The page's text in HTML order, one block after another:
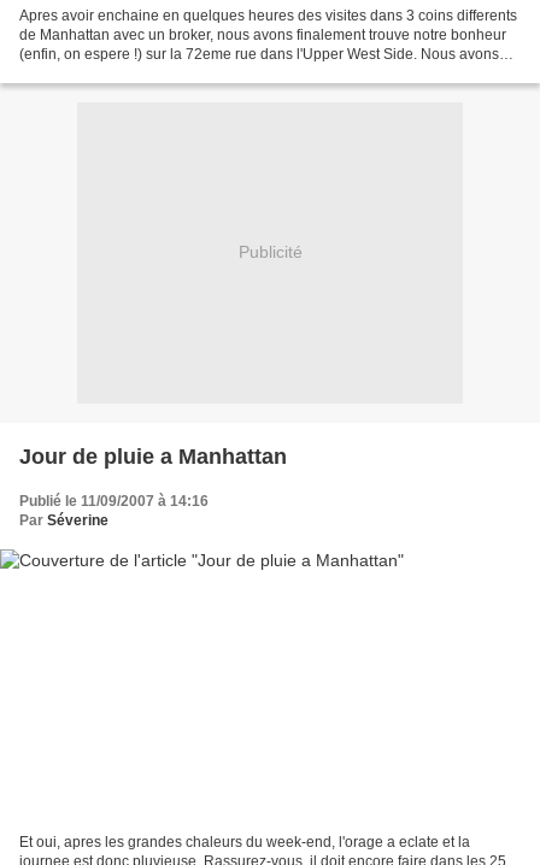
Apres avoir enchaine en quelques heures des visites dans 3 coins differents
de Manhattan avec un broker, nous avons finalement trouve notre bonheur
(enfin, on espere !) sur la 72eme rue dans l'Upper West Side. Nous avons
Publicité
Jour de pluie a Manhattan
Publié le 11/09/2007 à 14:16
Par Séverine
Et oui, apres les grandes chaleurs du week-end, l'orage a eclate et la
journee est donc pluvieuse. Rassurez-vous, il doit encore faire dans les 25